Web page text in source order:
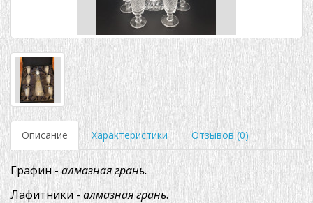
Описание Характеристики Отзывов (0)
Графин -алмазная грань.
Лафитники - алмазная грань.